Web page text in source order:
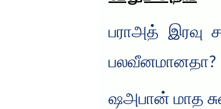
பராஅத்
பலவீனமானதா?
ஷஅபான் மாத